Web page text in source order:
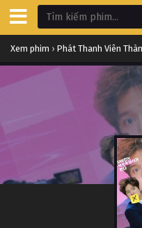
Xem phim › Phát Thanh Viên